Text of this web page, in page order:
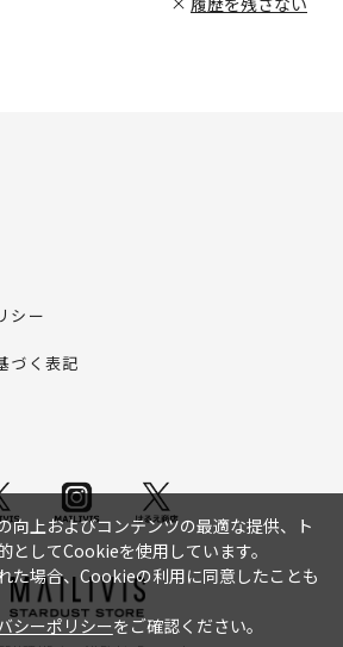
シー
づく表記
向上およびコンテンツの最適な提供、ト
としてCookieを使用しています。
た場合、Cookieの利用に同意したことも
シーポリシーをご確認ください。